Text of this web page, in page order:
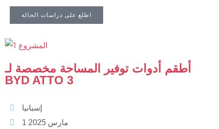
اطلع على دراسات الحالة
أطقم أدوات توفير المساحة مخصصة لـ
BYD ATTO 3
إسبانيا
1 مارس 2025